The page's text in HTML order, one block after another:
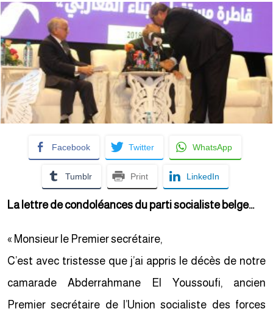
Facebook Twitter WhatsApp
Tumblr Print LinkedIn
La lettre de condoléances du parti socialiste belge…
« Monsieur le Premier secrétaire,
C’est avec tristesse que j’ai appris le décès de notre
camarade Abderrahmane El Youssoufi, ancien
Premier secrétaire de l’Union socialiste des forces